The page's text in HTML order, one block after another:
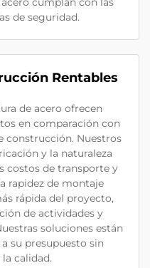
de seguridad.
Rentables
de acero ofrecen
en comparación con
construcción. Nuestros
y la naturaleza
costos de transporte y
rapidez de montaje
rápida del proyecto,
de actividades y
soluciones están
su presupuesto sin
calidad.